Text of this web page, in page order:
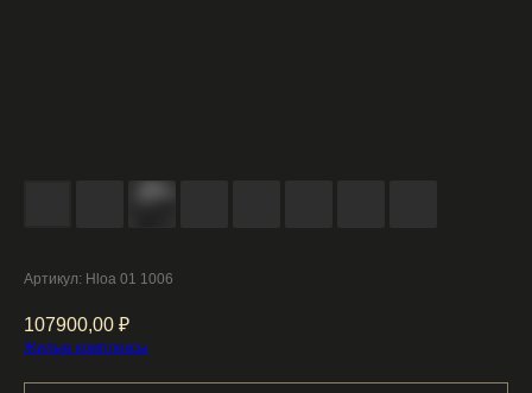
Артикул: Hloa 01 1006
107900,00 ₽
Жилые комплексы